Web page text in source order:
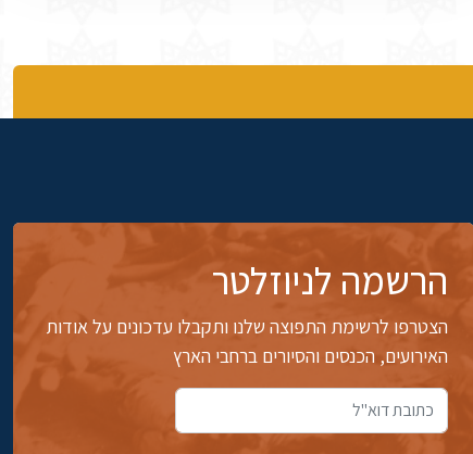
הרשמה לניוזלטר
הצטרפו לרשימת התפוצה שלנו ותקבלו עדכונים על אודות
האירועים, הכנסים והסיורים ברחבי הארץ